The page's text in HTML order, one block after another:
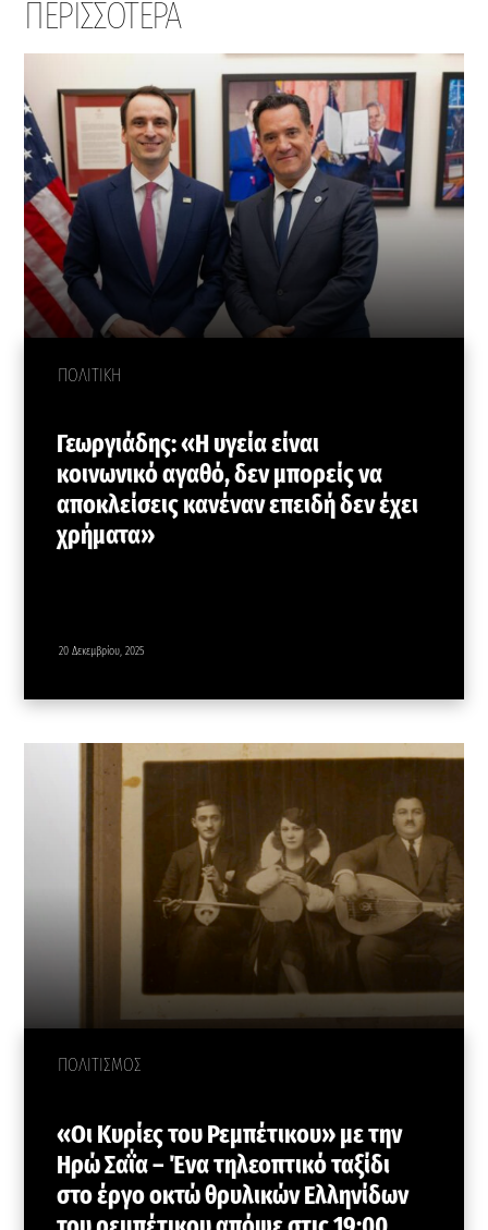
ΠΕΡΙΣΣΟΤΕΡΑ
ΠΟΛΙΤΙΚΗ
Γεωργιάδης: «Η υγεία είναι
κοινωνικό αγαθό, δεν μπορείς να
αποκλείσεις κανέναν επειδή δεν έχει
χρήματα»
20 Δεκεμβρίου, 2025
ΠΟΛΙΤΙΣΜΟΣ
«Οι Κυρίες του Ρεμπέτικου» με την
Ηρώ Σαΐα – Ένα τηλεοπτικό ταξίδι
στο έργο οκτώ θρυλικών Ελληνίδων